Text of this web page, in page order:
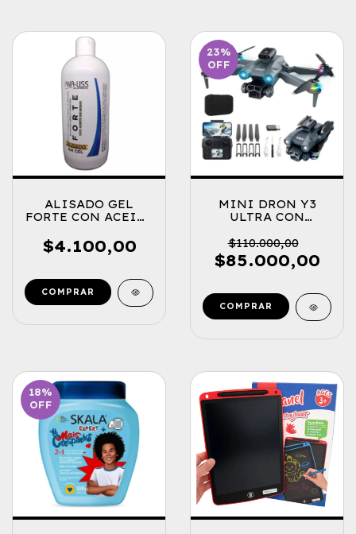
ALISADO GEL
FORTE CON ACEITE
de Vella 500g
$4.100,00
23%
OFF
MINI DRON Y3
ULTRA CON
$110.000,00
$85.000,00
18%
OFF